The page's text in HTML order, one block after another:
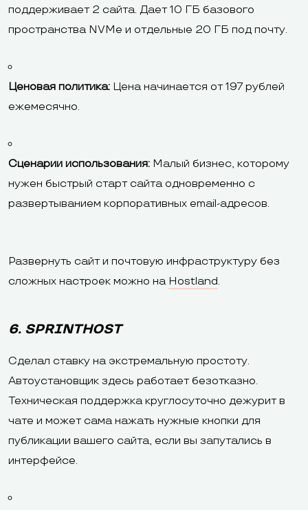
поддерживает 2 сайта. Дает 10 ГБ базового
пространства NVMe и отдельные 20 ГБ под почту.
Ценовая политика: Цена начинается от 197 рублей
ежемесячно.
Сценарии использования: Малый бизнес, которому
нужен быстрый старт сайта одновременно с
развертыванием корпоративных email-адресов.
Развернуть сайт и почтовую инфраструктуру без
сложных настроек можно на Hostland.
6. SPRINTHOST
Сделал ставку на экстремальную простоту.
Автоустановщик здесь работает безотказно.
Техническая поддержка круглосуточно дежурит в
чате и может сама нажать нужные кнопки для
публикации вашего сайта, если вы запутались в
интерфейсе.